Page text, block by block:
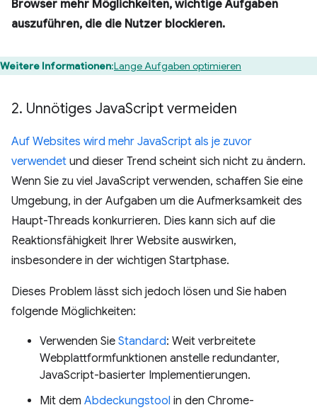
Browser mehr Möglichkeiten, wichtige Aufgaben
auszuführen, die die Nutzer blockieren.
Weitere Informationen:Lange Aufgaben optimieren
2. Unnötiges JavaScript vermeiden
Auf Websites wird mehr JavaScript als je zuvor
verwendet und dieser Trend scheint sich nicht zu ändern.
Wenn Sie zu viel JavaScript verwenden, schaffen Sie eine
Umgebung, in der Aufgaben um die Aufmerksamkeit des
Haupt-Threads konkurrieren. Dies kann sich auf die
Reaktionsfähigkeit Ihrer Website auswirken,
insbesondere in der wichtigen Startphase.
Dieses Problem lässt sich jedoch lösen und Sie haben
folgende Möglichkeiten:
Verwenden Sie Standard: Weit verbreitete
Webplattformfunktionen anstelle redundanter,
JavaScript-basierter Implementierungen.
Mit dem Abdeckungstool in den Chrome-